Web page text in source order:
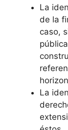
La
de la
caso,
La